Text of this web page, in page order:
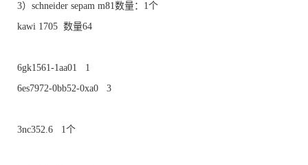
3）schneider sepam m81数量：1个
kawi 1705 数量64
6gk1561-1aa01 1
6es7972-0bb52-0xa0 3
3nc352.6 1个